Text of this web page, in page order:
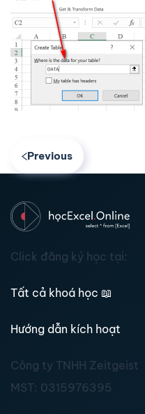
Previous
Click đăng ký học tại:
Tất cả khoá học 📖
Hướng dẫn kích hoạt
Công ty TNHH Zeitgeist
MST: 0315976395